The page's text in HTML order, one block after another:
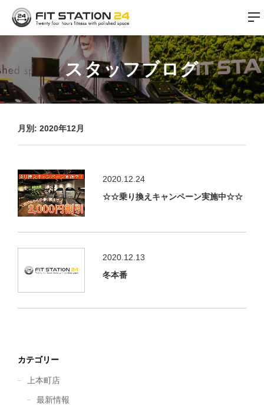
スタッフブログ
月別: 2020年12月
2020.12.24
☆☆乗り換えキャンペーン実施中☆☆
2020.12.13
冬本番
カテゴリー
上本町店
最新情報